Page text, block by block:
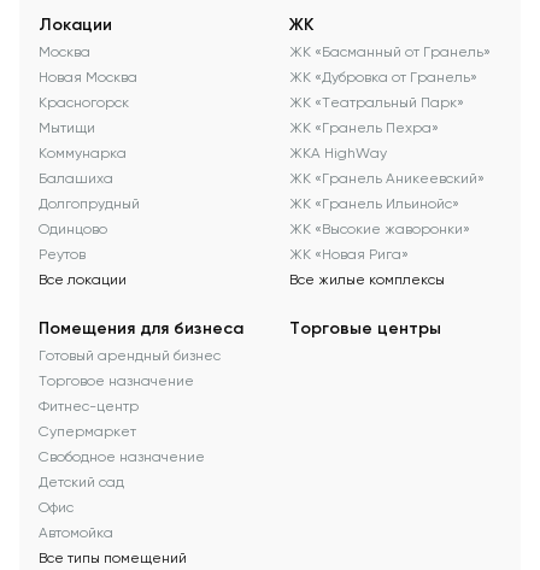
Локации
Москва
Новая Москва
Красногорск
Мытищи
Коммунарка
Балашиха
Долгопрудный
Одинцово
Реутов
Все локации
ЖК
ЖК «Басманный от Гранель»
ЖК «Дубровка от Гранель»
ЖК «Театральный Парк»
ЖК «Гранель Пехра»
ЖКА HighWay
ЖК «Гранель Аникеевский»
ЖК «Гранель Ильинойс»
ЖК «Высокие жаворонки»
ЖК «Новая Рига»
Все жилые комплексы
Помещения для бизнеса
Готовый арендный бизнес
Торговое назначение
Фитнес-центр
Супермаркет
Свободное назначение
Детский сад
Офис
Автомойка
Все типы помещений
Торговые центры